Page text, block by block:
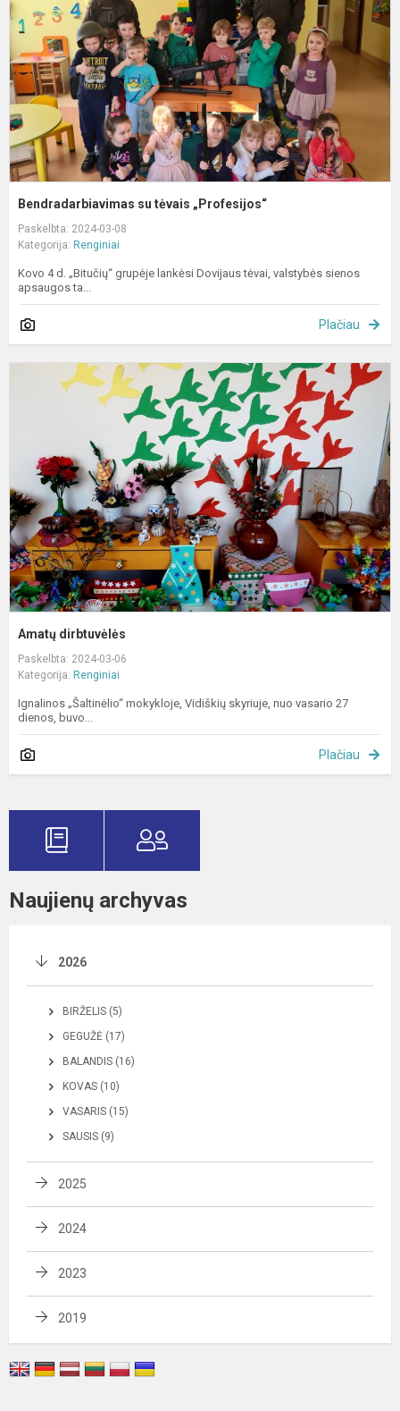
Bendradarbiavimas su tėvais „Profesijos“
Paskelbta: 2024-03-08
Kategorija: Renginiai
Kovo 4 d. „Bitučių“ grupėje lankėsi Dovijaus tėvai, valstybės sienos
apsaugos ta...
Plačiau
Amatų dirbtuvėlės
Paskelbta: 2024-03-06
Kategorija: Renginiai
Ignalinos „Šaltinėlio“ mokykloje, Vidiškių skyriuje, nuo vasario 27
dienos, buvo...
Plačiau
Naujienų archyvas
2026
BIRŽELIS (5)
GEGUŽĖ (17)
BALANDIS (16)
KOVAS (10)
VASARIS (15)
SAUSIS (9)
2025
2024
2023
2019